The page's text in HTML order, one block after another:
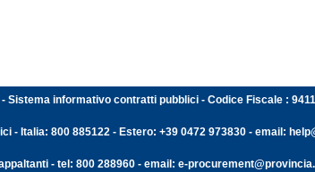
Sistema informativo contratti pubblici - Codice Fiscale :
- Italia: 800 885122 - Estero: +39 0472 973830 - email:
- tel: 800 288960 - email: e-